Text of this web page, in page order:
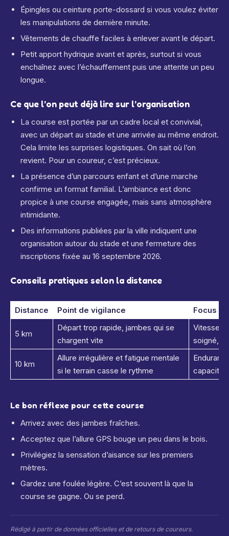
Épingles ou ceinture porte-dossard si vous voulez éviter
les manipulations de dernière minute.
Vêtements de chauffe faciles à enlever avant le départ.
Petit apport hydrique avant et après, surtout si vous
enchaînez avec l’échauffement puis une attente un peu
longue.
Ce que l’on peut déjà lire sur l’organisation
La course est portée par un cadre local et convivial,
avec un départ au stade et une arrivée au même endroit.
Cela limite les surprises logistiques. On sait où l’on
revient. Pour un coureur, c’est précieux.
La présence d’un parcours enfant et d’une marche
confirme un format familial. L’ambiance est donc
propice à une course engagée, mais sans atmosphère
intimidante.
Des informations publiées par la ville indiquent une
organisation autour du stade et une fermeture des
inscriptions fixée au 16 septembre 2026.
Conseils pratiques selon la distance
Distance Point de vigilance Focus
5 km
Départ trop rapide, jambes qui se
chargent vite
Vitesse
soigné,
10 km
Allure irrégulière et fatigue mentale
si le terrain casse le rythme
capacité
Le bon réflexe pour cette course
Arrivez avec des jambes fraîches.
Acceptez que l’allure GPS bouge un peu dans le bois.
Privilégiez la sensation d’aisance sur les premiers
mètres.
Gardez une foulée légère. C’est souvent là que la
course se gagne. Ou se perd.
Rédigé à partir de données officielles et de retours de coureurs.